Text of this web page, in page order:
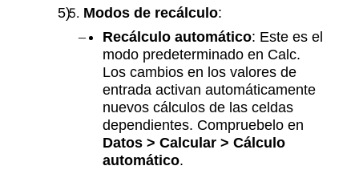
Modos de recálculo:
Recálculo automático: Este es el
modo predeterminado en Calc.
Los cambios en los valores de
entrada activan automáticamente
nuevos cálculos de las celdas
dependientes. Compruebelo en
Datos > Calcular > Cálculo
automático.